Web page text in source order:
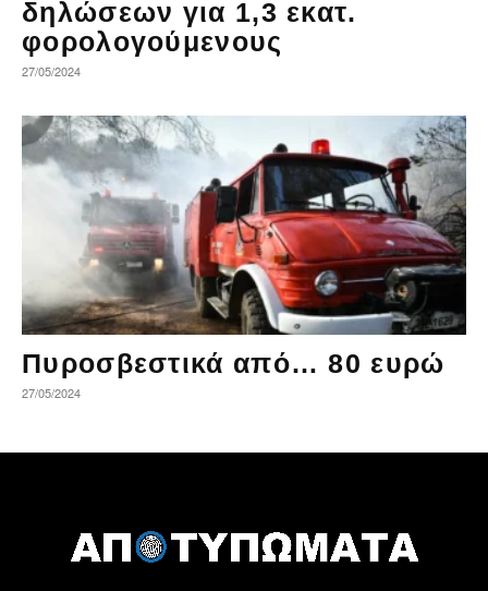
δηλώσεων για 1,3 εκατ.
φορολογούμενους
27/05/2024
Πυροσβεστικά από… 80 ευρώ
27/05/2024